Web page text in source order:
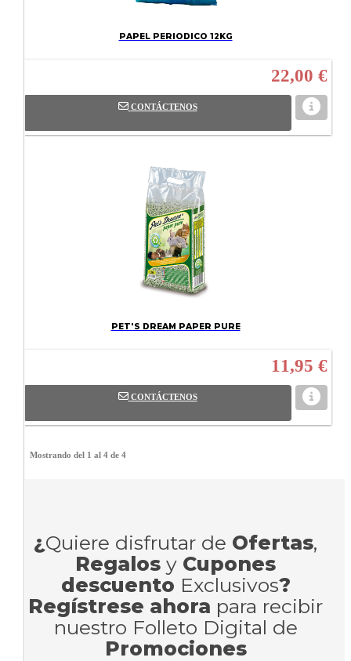
PAPEL PERIODICO 12KG
22,00 €
CONTÁCTENOS
PET'S DREAM PAPER PURE
11,95 €
CONTÁCTENOS
Mostrando del 1 al 4 de 4
¿Quiere disfrutar de Ofertas,
Regalos y Cupones
descuento Exclusivos?
Regístrese ahora para recibir
nuestro Folleto Digital de
Promociones